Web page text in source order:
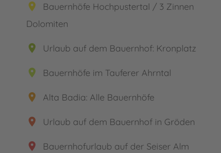
place
Bauernhöfe Hochpustertal / 3 Zinnen
Dolomiten
place Urlaub auf dem Bauernhof: Kronplatz
place Bauernhöfe im Tauferer Ahrntal
place Alta Badia: Alle Bauernhöfe
place Urlaub auf dem Bauernhof in Gröden
place Bauernhofurlaub auf der Seiser Alm